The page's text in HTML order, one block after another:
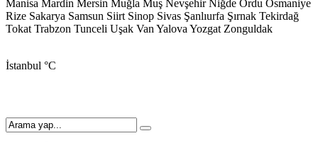
Manisa Mardin Mersin Muğla Muş Nevşehir Niğde Ordu Osmaniye
Rize Sakarya Samsun Siirt Sinop Sivas Şanlıurfa Şırnak Tekirdağ
Tokat Trabzon Tunceli Uşak Van Yalova Yozgat Zonguldak
İstanbul °C